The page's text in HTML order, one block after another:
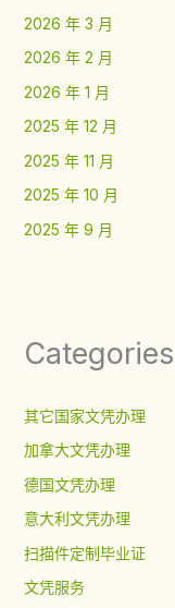
2026 年 3 月
2026 年 2 月
2026 年 1 月
2025 年 12 月
2025 年 11 月
2025 年 10 月
2025 年 9 月
Categories
其它国家文凭办理
加拿大文凭办理
德国文凭办理
意大利文凭办理
扫描件定制毕业证
文凭服务